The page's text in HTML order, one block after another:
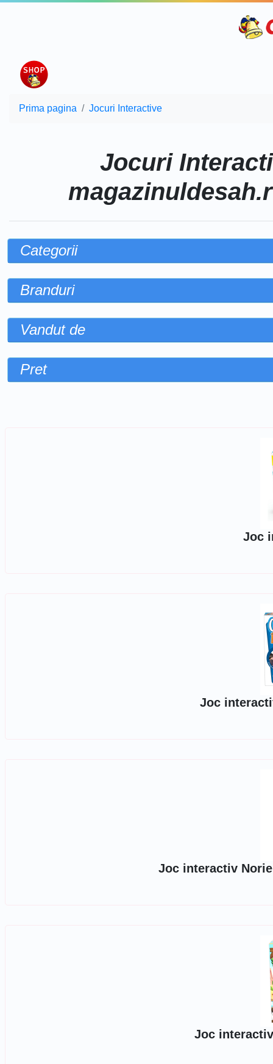
Prima pagina Jocuri Interactive
Jocuri
Categorii
Branduri
Vandut de
Pret
Joc
Joc
Joc interactiv
Joc